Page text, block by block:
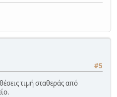
], Σ
Ν
#5
τιμή σταθεράς από